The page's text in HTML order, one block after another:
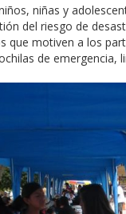
niñas y
del riesgo de
que motiven a los
de emergencia,